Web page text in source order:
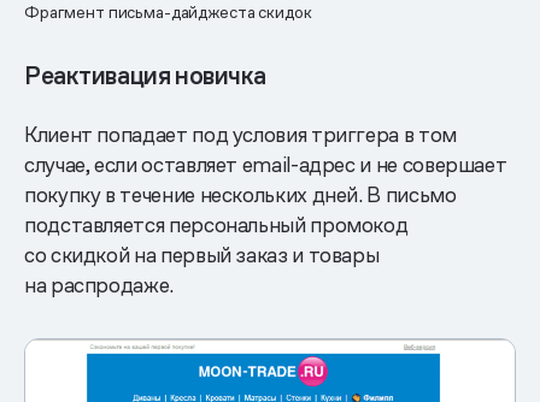
Фрагмент письма-дайджеста скидок
Реактивация новичка
Клиент попадает под условия триггера в том
случае, если оставляет email-адрес и не совершает
покупку в течение нескольких дней. В письмо
подставляется персональный промокод
со скидкой на первый заказ и товары
на распродаже.